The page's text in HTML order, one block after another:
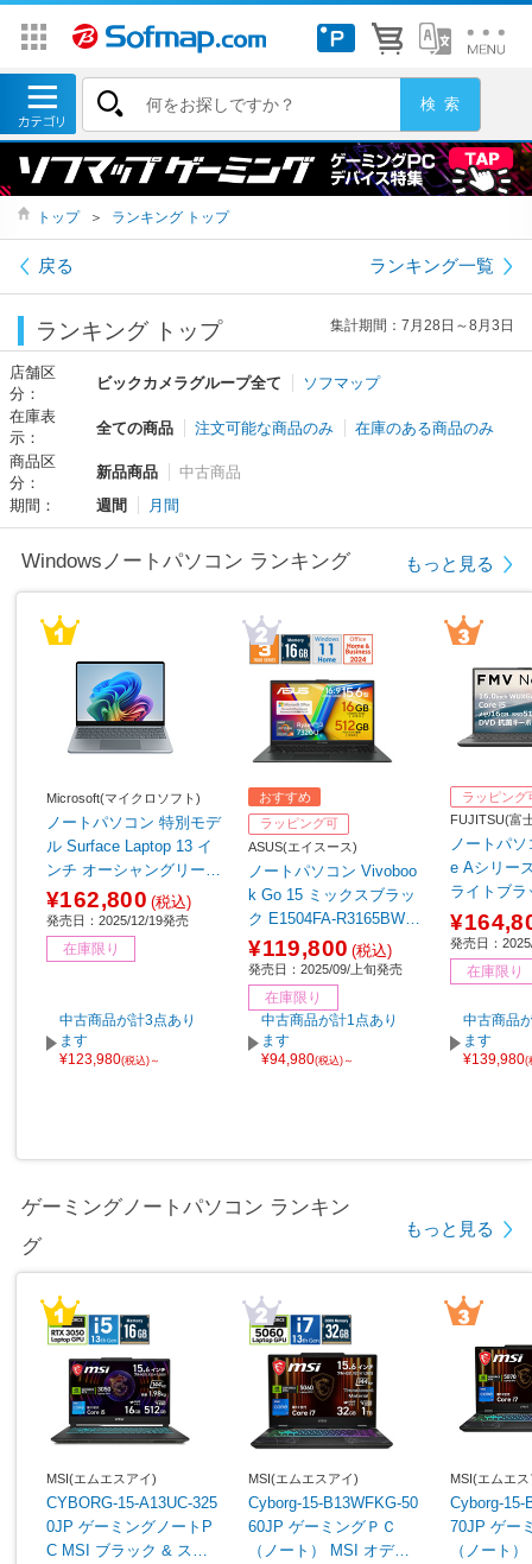
トップ ＞ ランキング トップ
戻る ランキング一覧
ランキング トップ 集計期間：7月28日～8月3日
店舗区
分：
ビックカメラグループ全て
ソフマップ
在庫表
示：
全ての商品 注文可能な商品のみ
在庫のある商品のみ
商品区
分：
新品商品
中古商品
期間：
週間 月間
Windowsノートパソコン ランキング もっと見る
Microsoft(マイクロソフト)
ノートパソコン 特別モデ
ル Surface Laptop 13 イ
ンチ オーシャングリーン
EP2-30766 【sof001】
¥162,800 (税込)
発売日：2025/12/19発売
在庫限り
中古商品が計3点あり
ます
¥123,980(税込)～
おすすめ
ラッピング可
ASUS(エイスース)
ノートパソコン Vivoboo
k Go 15 ミックスブラッ
ク E1504FA-R3165BWS
［15.6型 /Windows11 Ho
me /AMD Ryzen 3 /メモ
リ：16GB /SSD：512GB
/Office Home and Busine
ss /日本語版キーボード /
2025年9月モデル］
¥119,800 (税込)
発売日：2025/09/上旬発売
在庫限り
中古商品が計1点あり
ます
¥94,980(税込)～
ラッピング
FUJITSU(富
ノートパ
e Aシリー
ライトブ
K3BB
発売日：
在庫限り
中古商品
ます
¥139,980(
ゲーミングノートパソコン ランキン
グ
もっと見る
MSI(エムエスアイ)
CYBORG-15-A13UC-325
0JP ゲーミングノートP
C MSI ブラック & スケ
MSI(エムエスアイ)
Cyborg-15-B13WFKG-50
60JP ゲーミングＰＣ
（ノート） MSI オデッ
MSI(エムエ
Cyborg-15-
70JP ゲー
（ノート） オデッセイグ